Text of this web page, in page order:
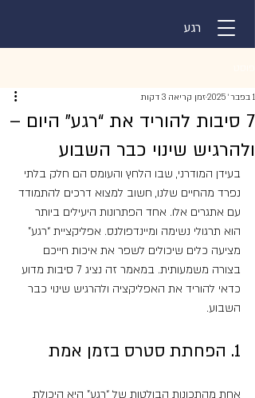
רגע
7 סיבות להוריד את “רגע” היום –
ולהרגיש שינוי כבר השבוע
1 בפבר׳ 2025 זמן קריאה 3 דקות
בעידן המודרני, שבו הלחץ והעומס הם חלק בלתי
נפרד מהחיים שלנו, חשוב למצוא דרכים להתמודד
עם אתגרים אלו. אחד הפתרונות היעילים ביותר
הוא תרגולי נשימה ומיינדפולנס. אפליקציית “רגע”
מציעה כלים שיכולים לשפר את איכות חייכם
בצורה משמעותית. במאמר זה נציג 7 סיבות מדוע
כדאי להוריד את האפליקציה ולהרגיש שינוי כבר
השבוע.
1. הפחתת סטרס בזמן אמת
אחת מהתכונות הבולטות של “רגע” היא היכולת